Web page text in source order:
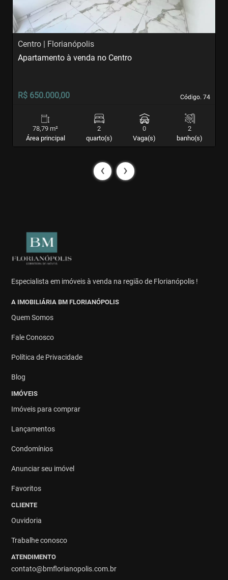
Centro | Florianópolis
Código. 74
Código. 74
Apartamento à venda no Centro
R$ 650.000,00
78,79 m²
Área principal
2
quarto(s)
0
Vaga(s)
2
banho(s)
‹ ›
Especialista em imóveis à venda na região de Florianópolis !
A IMOBILIÁRIA BM FLORIANÓPOLIS
Quem Somos
Fale Conosco
Política de Privacidade
Blog
IMÓVEIS
Imóveis para comprar
Lançamentos
Condomínios
Anunciar seu imóvel
Favoritos
CLIENTE
Ouvidoria
Trabalhe conosco
ATENDIMENTO
contato@bmflorianopolis.com.br